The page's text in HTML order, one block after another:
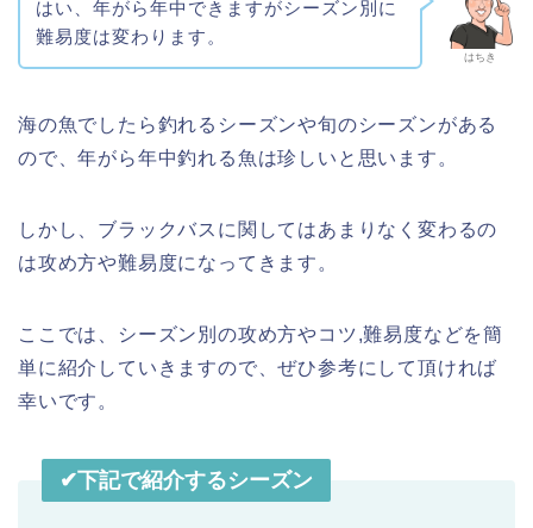
はちき
はい、年がら年中できますがシーズン別に
難易度は変わります。
海の魚でしたら釣れるシーズンや旬のシーズンがある
ので、年がら年中釣れる魚は珍しいと思います。
しかし、ブラックバスに関してはあまりなく変わるの
は攻め方や難易度になってきます。
ここでは、シーズン別の攻め方やコツ,難易度などを簡
単に紹介していきますので、ぜひ参考にして頂ければ
幸いです。
✔︎下記で紹介するシーズン